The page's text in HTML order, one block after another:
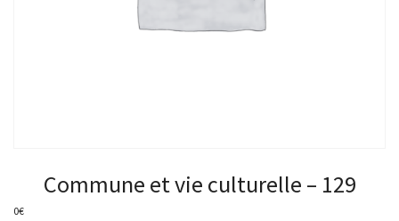
Commune et vie culturelle – 129
0€